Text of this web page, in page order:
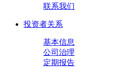
联系我们
投资者关系
基本信息
公司治理
定期报告